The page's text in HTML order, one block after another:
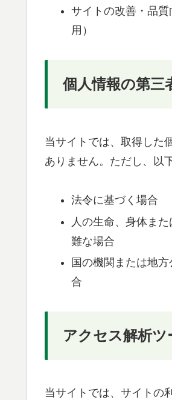
サイトの改善・品
用）
個人情報の第三
当サイトでは、取得した
ありません。ただし、以
法令に基づく場合
人の生命、身体ま
難な場合
国の機関または地
合
アクセス解析ツ
当サイトでは、サイトの